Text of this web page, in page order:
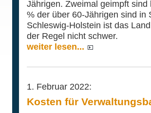
Jährigen. Zweimal geimpft
% der über 60-Jährigen sind in
Schleswig-Holstein ist das
der Regel nicht schwer.
weiter lesen...
1. Februar 2022:
Kosten für